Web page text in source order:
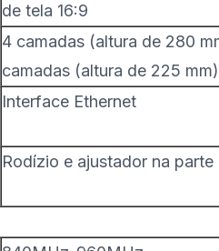
de tela 16:9
4 camadas (altura de 280
camadas (altura de 225 mm)
Interface Ethernet
Rodízio e ajustador na parte